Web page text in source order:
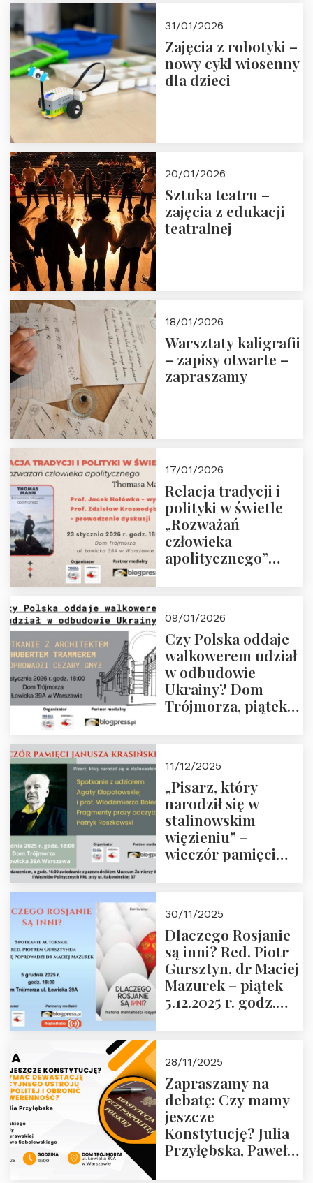
31/01/2026
Zajęcia z robotyki –
nowy cykl wiosenny
dla dzieci
20/01/2026
Sztuka teatru –
zajęcia z edukacji
teatralnej
18/01/2026
Warsztaty kaligrafii
– zapisy otwarte –
zapraszamy
17/01/2026
Relacja tradycji i
polityki w świetle
„Rozważań
człowieka
apolitycznego”
godz. 18:00.
Zapraszamy!
09/01/2026
Czy Polska oddaje
walkowerem udział
w odbudowie
Ukrainy? Dom
Trójmorza, piątek
11/12/2025
„Pisarz, który
narodził się w
stalinowskim
więzieniu” –
wieczór pamięci
zwiedzanie
Muzeum Żołnierzy
Wyklętych i
Więźniów
Politycznych PRL o
godz. 16:00 – 19
30/11/2025
Dlaczego Rosjanie
są inni? Red. Piotr
Gursztyn, dr Maciej
Mazurek – piątek
5.12.2025 r. godz.
28/11/2025
Zapraszamy na
debatę: Czy mamy
jeszcze
Konstytucję? Julia
Przyłębska, Paweł